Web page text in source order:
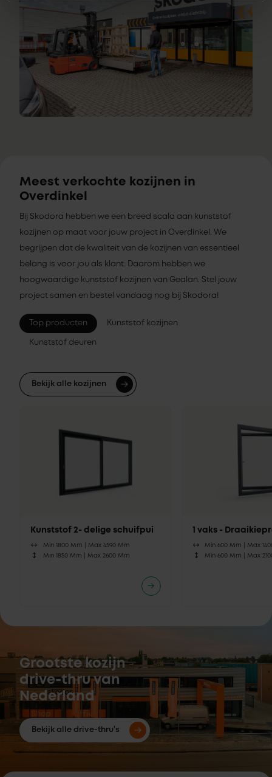
Meest verkochte kozijnen in
Overdinkel
Bij Skodora hebben we een breed scala aan kunststof
kozijnen op maat voor jouw project in Overdinkel. We
begrijpen dat de kwaliteit van de kozijnen van essentieel
belang is voor jou als klant. Daarom hebben we
hoogwaardige kunststof kozijnen van Gealan. Stel jouw
project samen en bestel vandaag nog bij Skodora!
Top producten Kunststof kozijnen
Kunststof deuren
Bekijk alle kozijnen
Kunststof 2- delige schuifpui
Min 1800 Mm | Max 4590 Mm
Min 1850 Mm | Max 2600 Mm
1 vaks -
Min 600 Mm |Max
Min 600 Mm |Max
Grootste kozijn
drive-thru van
Nederland
Bekijk alle drive-thru's